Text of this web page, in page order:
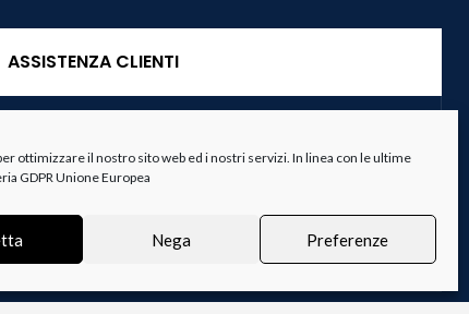
ottimizzare il nostro sito web ed i nostri servizi. In linea con le ultime
GDPR Unione Europea
Nega Preferenze
ASSISTENZA CLIENTI
Spedizioni
Resi e Recessi
Termini e Condizioni